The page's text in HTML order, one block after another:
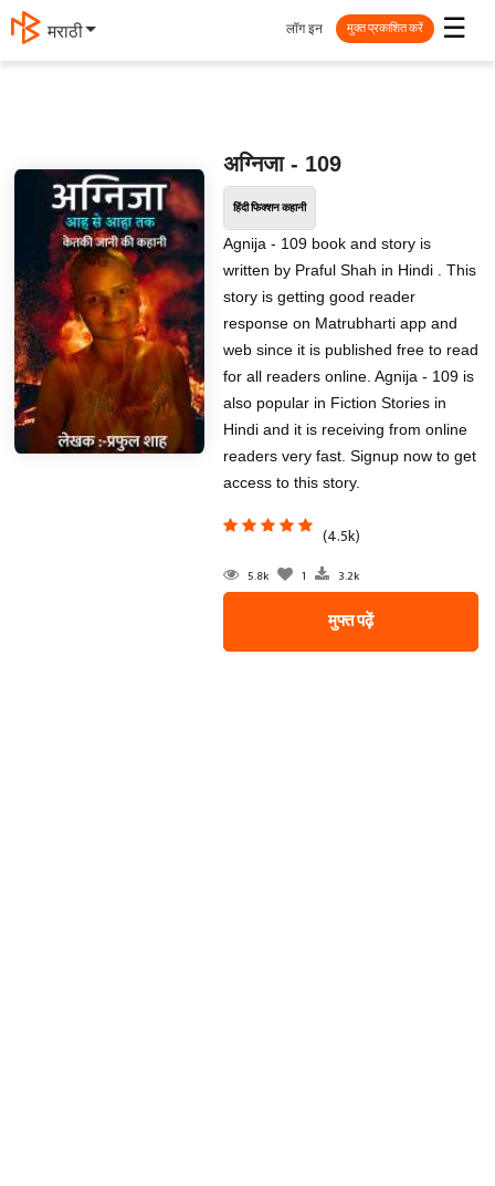
मराठी ☰
लॉग इन मुक्त प्रकाशित करें
अग्निजा - 109
हिंदी फिक्शन कहानी
Agnija - 109 book and story is
written by Praful Shah in Hindi . This
story is getting good reader
response on Matrubharti app and
web since it is published free to read
for all readers online. Agnija - 109 is
also popular in Fiction Stories in
Hindi and it is receiving from online
readers very fast. Signup now to get
access to this story.
(4.5k)
5.8k 1 3.2k
मुफ्त पढ़ें